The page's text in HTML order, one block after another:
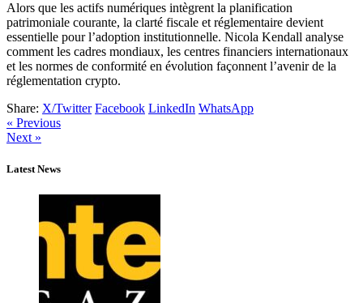
Alors que les actifs numériques intègrent la planification
patrimoniale courante, la clarté fiscale et réglementaire devient
essentielle pour l’adoption institutionnelle. Nicola Kendall analyse
comment les cadres mondiaux, les centres financiers internationaux
et les normes de conformité en évolution façonnent l’avenir de la
réglementation crypto.
Share: X/Twitter Facebook LinkedIn WhatsApp
« Previous
Next »
Latest News